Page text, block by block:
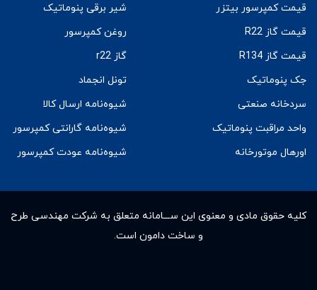
قیمت کمپرسور بیتزر
قیمت گاز R22
قیمت گاز R134
جک پنوماتیک
سردخانه صنعتی
واحد مراقبت پنوماتیک
اورهال موتورخانه
شیر برقی پنوماتیک
روغن کمپرسور
گاز r22
تونل انجماد
شیوه‌نامه ارسال کالا
شیوه‌نامه گارانتی کمپرسور
شیوه‌نامه عودت کمپرسور
کلیه حقوق مادى و معنوى این ســـامانه متعلق به شرکت مهندسی طرح
و ساخت دامون است.